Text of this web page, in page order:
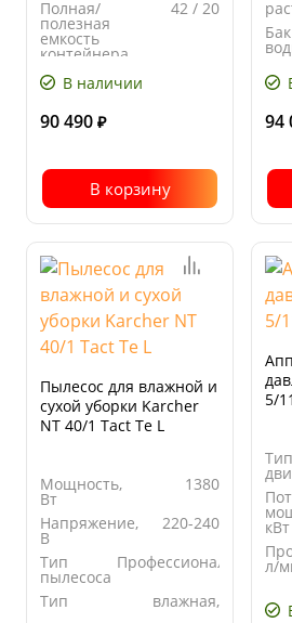
Полная/
полезная
емкость
контейнера,
42 / 20
Рабочая
В наличии
90 490 ₽
В корзину
94
Пылесос для влажной и
сухой уборки Karcher
NT 40/1 Tact Te L
Мощность,
Вт
1380
Напряжение,
В
220-240
Тип
пылесоса
Профессиональный
Тип
влажная,
5/
Тип
кВт
л/
л/